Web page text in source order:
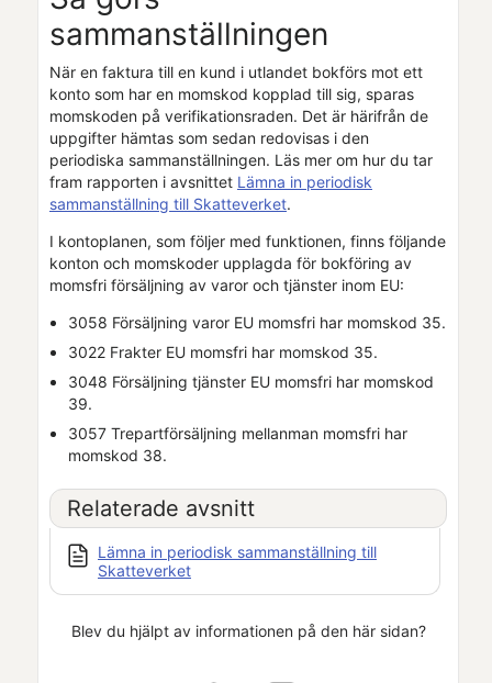
sammanställningen
När en faktura till en kund i utlandet bokförs mot ett
konto som har en momskod kopplad till sig, sparas
momskoden på verifikationsraden. Det är härifrån de
uppgifter hämtas som sedan redovisas i den
periodiska sammanställningen. Läs mer om hur du tar
fram rapporten i avsnittet Lämna in periodisk
sammanställning till Skatteverket.
I kontoplanen, som följer med funktionen, finns följande
konton och momskoder upplagda för bokföring av
momsfri försäljning av varor och tjänster inom EU:
3058 Försäljning varor EU momsfri har momskod 35.
3022 Frakter EU momsfri har momskod 35.
3048 Försäljning tjänster EU momsfri har momskod
39.
3057 Trepartförsäljning mellanman momsfri har
momskod 38.
Relaterade avsnitt
Lämna in periodisk sammanställning till
Skatteverket
Blev du hjälpt av informationen på den här sidan?